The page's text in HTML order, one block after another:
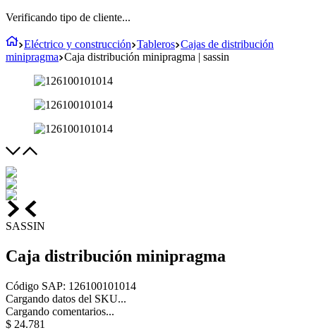
Verificando tipo de cliente...
Eléctrico y construcción Tableros Cajas de distribución
minipragma Caja distribución minipragma | sassin
SASSIN
Caja distribución minipragma
Código SAP: 126100101014
Cargando datos del SKU...
Cargando comentarios...
$ 24.781